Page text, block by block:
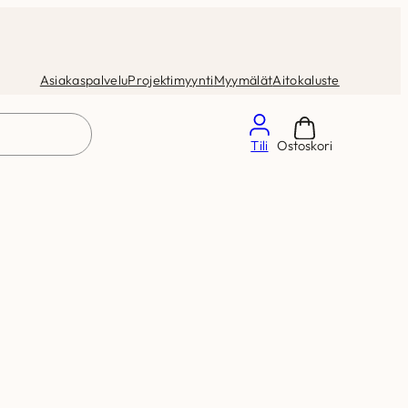
AsiakaspalveluProjektimyyntiMyymälätAitokaluste